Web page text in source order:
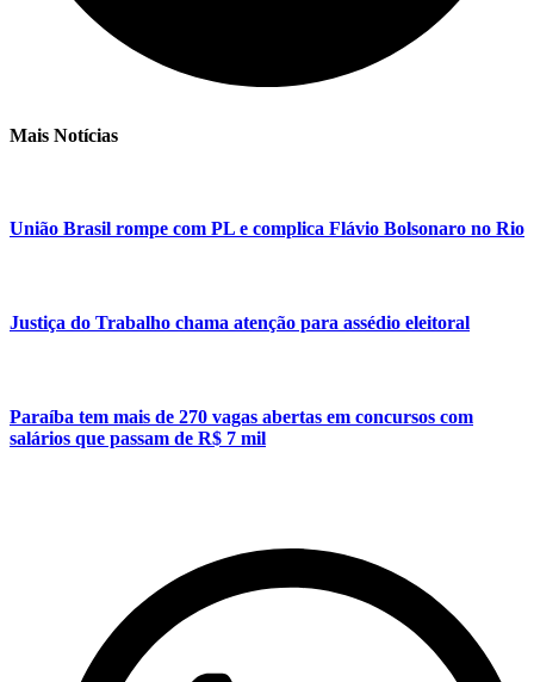
Mais Notícias
União Brasil rompe com PL e complica Flávio Bolsonaro no Rio
Justiça do Trabalho chama atenção para assédio eleitoral
Paraíba tem mais de 270 vagas abertas em concursos com
salários que passam de R$ 7 mil